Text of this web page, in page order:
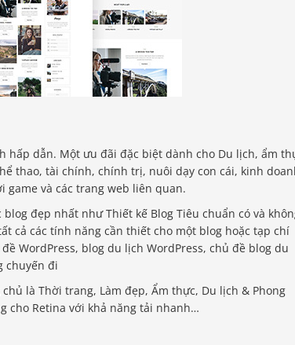
hấp dẫn. Một ưu đãi đặc biệt dành cho Du lịch, ẩm
thao, tài chính, chính trị, nuôi dạy con cái, kinh
và các trang web liên quan.
đẹp nhất như Thiết kế Blog Tiêu chuẩn có và
cả các tính năng cần thiết cho một blog hoặc tạp chí
WordPress, blog du lịch WordPress, chủ đề blog du
chuyến đi
là Thời trang, Làm đẹp, Ẩm thực, Du lịch & Phong
cho Retina với khả năng tải nhanh…